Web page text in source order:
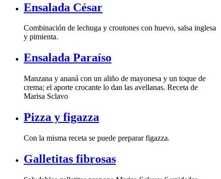
Ensalada César
y pimienta.
Ensalada Paraíso
Marisa Sclavo
Pizza y figazza
Con la misma receta se puede preparar figazza.
Galletitas fibrosas